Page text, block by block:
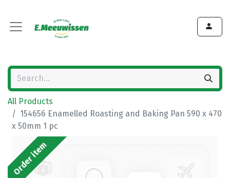
All Products
154656 Enamelled Roasting and Baking Pan 590 x 470
x 50mm 1 pc
Order item